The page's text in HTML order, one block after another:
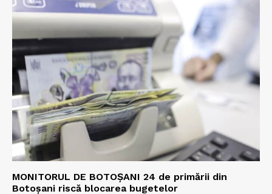
MONITORUL DE BOTOȘANI 24 de primării din
Botoșani riscă blocarea bugetelor